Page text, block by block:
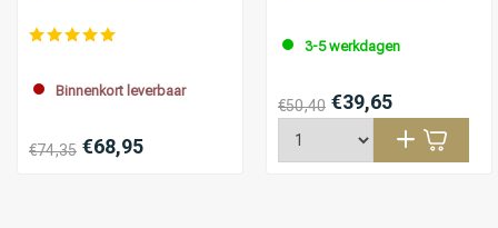
Binnenkort leverbaar
€74,35 €68,95
3-5 werkdagen
€50,40 €39,65